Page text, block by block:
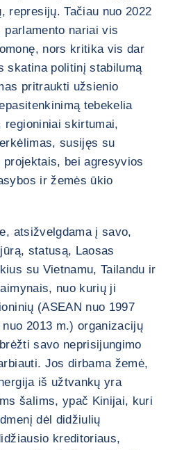
represijų. Tačiau nuo 2022
nariai vis
nors kritika vis dar
skatina politinį stabilumą
pritraukti užsienio
tebekelia
regioniniai skirtumai,
susijęs su
bei agresyvios
ir žemės ūkio
atsižvelgdama į savo,
statusą, Laosas
su Vietnamu, Tailandu ir
nuo kurių ji
(ASEAN nuo 1997
2013 m.) organizacijų
savo neprisijungimo
Jos dirbama žemė,
iš užtvankų yra
šalims, ypač Kinijai, kuri
dėl didžiulių
kreditoriaus,